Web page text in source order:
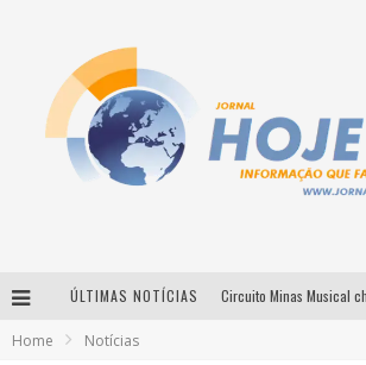
ÚLTIMAS NOTÍCIAS
Home Notícias